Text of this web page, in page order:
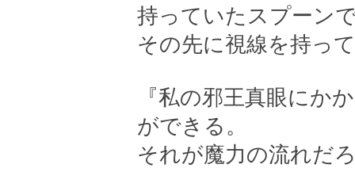
持っていたスプーン
その先に視線を持っ
『私の邪王真眼にか
ができる。
それが魔力の流れだ